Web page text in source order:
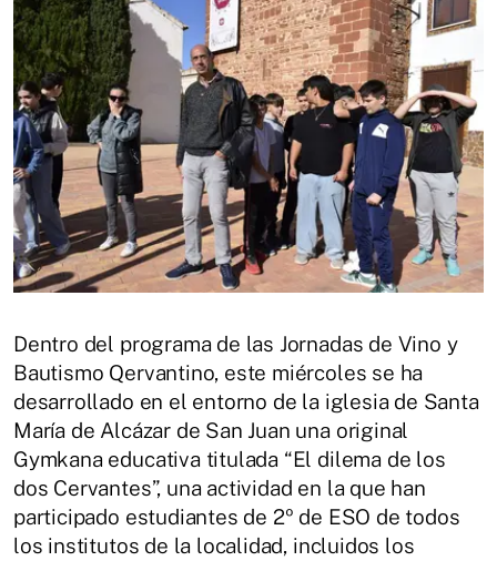
Dentro del programa de las Jornadas de Vino y
Bautismo Qervantino, este miércoles se ha
desarrollado en el entorno de la iglesia de Santa
María de Alcázar de San Juan una original
Gymkana educativa titulada “El dilema de los
dos Cervantes”, una actividad en la que han
participado estudiantes de 2º de ESO de todos
los institutos de la localidad, incluidos los